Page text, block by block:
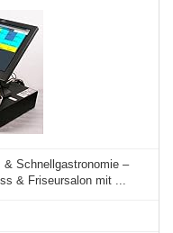
Schnellgastronomie –
& Friseursalon mit ...